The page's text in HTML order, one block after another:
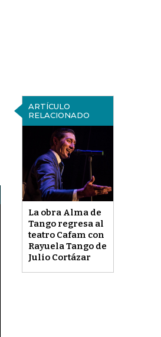
ARTÍCULO
RELACIONADO
La obra Alma de
Tango regresa al
teatro Cafam con
Rayuela Tango de
Julio Cortázar